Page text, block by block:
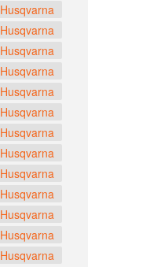
Husqvarna
Husqvarna
Husqvarna
Husqvarna
Husqvarna
Husqvarna
Husqvarna
Husqvarna
Husqvarna
Husqvarna
Husqvarna
Husqvarna
Husqvarna